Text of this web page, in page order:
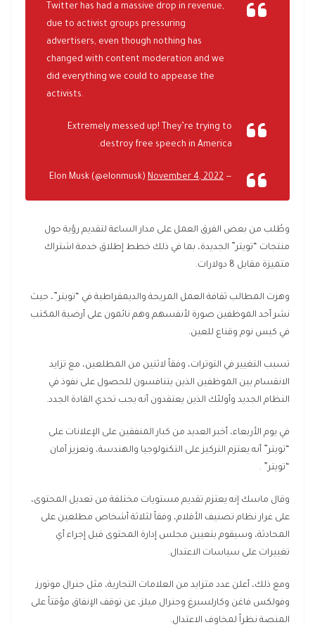
Twitter has had a massive drop in revenue,
due to activist groups pressuring
advertisers, even though nothing has
changed with content moderation and we
did everything we could to appease the
activists.
Extremely messed up! They’re trying to
destroy free speech in America.
— Elon Musk (@elonmusk)
November 4, 2022
وطُلب من بعض الفرق العمل على مدار الساعة لتقديم رؤية حول
منتجات “تويتر” الجديدة، بما في ذلك خطط إطلاق خدمة اشتراك
متميزة مقابل 8 دولارات.
وهزت المطالب ثقافة العمل المريحة والديمقراطية في “تويتر”، حيث
نشر أحد الموظفين صورة لأنفسهم وهم نائمون على أرضية المكتب
في كيس نوم وقناع للعين.
تسبب التغيير في التوترات، وفقاً لاثنين من المطلعين، مع تزايد
الانقسام بين الموظفين الذين يتنافسون للحصول على نفوذ في
النظام الجديد وأولئك الذين يعتقدون أنه يجب تحدي القادة الجدد.
في يوم الأربعاء، أخبر العديد من كبار المنفقين على الإعلانات على
“تويتر” أنه يعتزم التركيز على التكنولوجيا والهندسة، وتعزيز أمان
“تويتر” .
وقال ماسك إنه يعتزم تقديم مستويات مختلفة من تعديل المحتوى،
على غرار نظام تصنيف الأفلام، وفقاً لثلاثة أشخاص مطلعين على
المحادثة، وسيقوم بتعيين مجلس إدارة المحتوى قبل إجراء أي
تغييرات على سياسات الاعتدال.
ومع ذلك، أعلن عدد متزايد من العلامات التجارية، مثل جنرال موتورز
وفولكس فاغن وكارلسبرغ وجنرال ميلز، عن توقف الإنفاق مؤقتاً على
المنصة نظراً لمخاوف الاعتدال.